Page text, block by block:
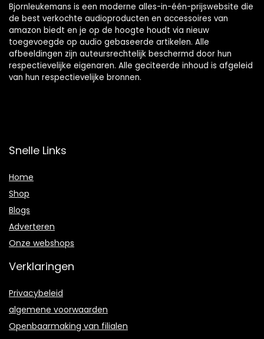
Bjornleukemans is een moderne alles-in-één-prijswebsite die
de best verkochte audioproducten en accessoires van
amazon biedt en je op de hoogte houdt via nieuw
toegevoegde op audio gebaseerde artikelen. Alle
afbeeldingen zijn auteursrechtelijk beschermd door hun
respectievelijke eigenaren. Alle geciteerde inhoud is afgeleid
van hun respectievelijke bronnen.
Snelle Links
Home
Shop
Blogs
Adverteren
Onze webshops
Verklaringen
Privacybeleid
algemene voorwaarden
Openbaarmaking van filialen